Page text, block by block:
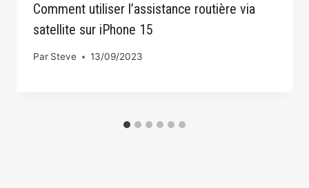
Comment utiliser l’assistance routière via
satellite sur iPhone 15
Par Steve 13/09/2023